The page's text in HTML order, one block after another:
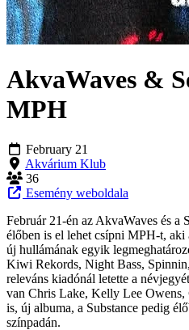
AkvaWaves &
MPH
February 21
Akvárium Klub
36
Esemény weboldala
Február 21-én az AkvaWaves és a
élőben is el lehet csípni MPH-t,
új hullámának egyik
Kiwi Rekords, Night Bass,
releváns kiadónál letette a
van Chris Lake, Kelly Lee Owens,
is, új albuma, a Substance pedig
színpadán.